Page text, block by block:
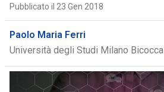
Pubblicato il 23 Gen 2018
Paolo Maria Ferri
Università degli Studi Milano Bicocca